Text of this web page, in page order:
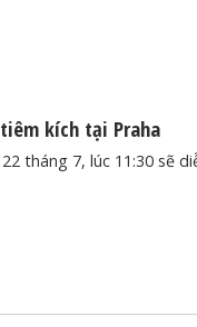
kích tại Praha
tháng 7, lúc 11:30 sẽ